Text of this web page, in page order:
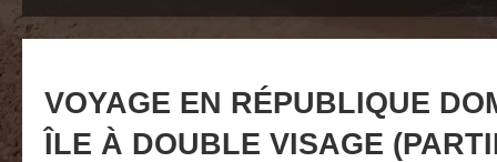
VOYAGE EN RÉPUBLIQUE
ÎLE À DOUBLE VISAGE